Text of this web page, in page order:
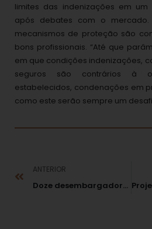
limites das indenizações em
após debates com o
mecanismos de proteção são
bons profissionais. “Até que
em que condições indenizações,
seguros são contrários à
estabelecidos, condenações em
como este serão sempre um
ANTERIOR
Doze desembargadores federais concorrem a vaga de ministro do STJ